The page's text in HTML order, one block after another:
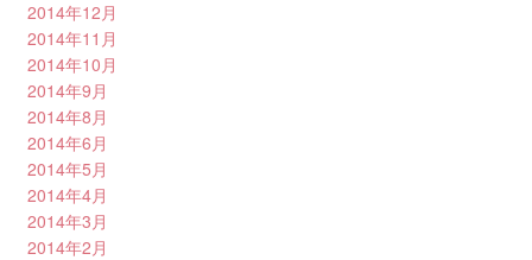
2014年12月
2014年11月
2014年10月
2014年9月
2014年8月
2014年6月
2014年5月
2014年4月
2014年3月
2014年2月